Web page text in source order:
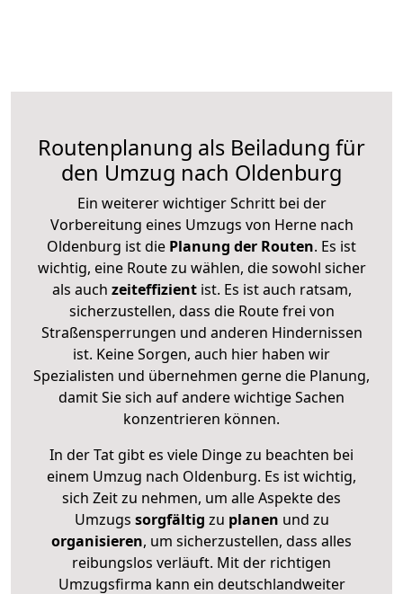
Routenplanung als Beiladung für
den Umzug nach Oldenburg
Ein weiterer wichtiger Schritt bei der
Vorbereitung eines Umzugs von Herne nach
Oldenburg ist die Planung der Routen. Es ist
wichtig, eine Route zu wählen, die sowohl sicher
als auch zeiteffizientist. Es ist auch ratsam,
sicherzustellen, dass die Route frei von
Straßensperrungen und anderen Hindernissen
ist. Keine Sorgen, auch hier haben wir
Spezialisten und übernehmen gerne die Planung,
damit Sie sich auf andere wichtige Sachen
konzentrieren können.
In der Tat gibt es viele Dinge zu beachten bei
einem Umzug nach Oldenburg. Es ist wichtig,
sich Zeit zu nehmen, um alle Aspekte des
Umzugs sorgfältig zu planen und zu
organisieren, um sicherzustellen, dass alles
reibungslos verläuft. Mit der richtigen
Umzugsfirma kann ein deutschlandweiter